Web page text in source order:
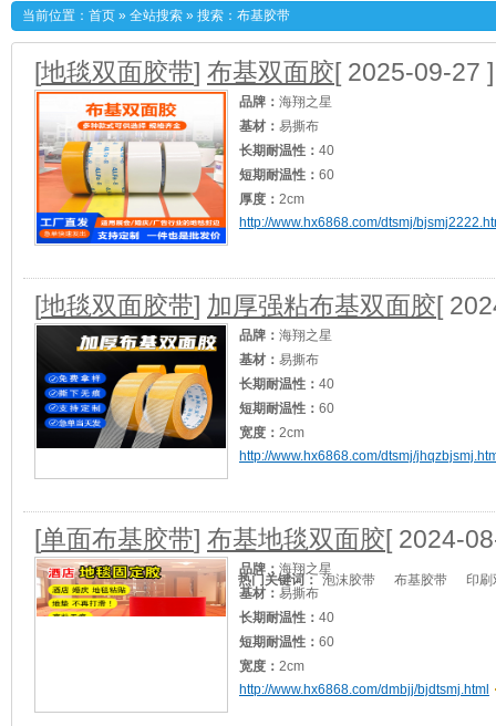
热门关键词： 泡沫胶带 布基胶带 印
当前位置： 首页 » 全站搜索 » 搜索：布基胶带
[地毯双面胶带] 布基双面胶[ 2025-09-27 ]
品牌： 海翔之星
基材： 易撕布
长期耐温性： 40
短期耐温性： 60
厚度： 2cm
颜色：乳白、黄色、透明
适用范围：重型包装/地毯封边[查看]
http://www.hx6868.com/dtsmj/
[地毯双面胶带] 加厚强粘布基双面胶[
品牌： 海翔之星
基材： 易撕布
长期耐温性： 40
短期耐温性： 60
宽度： 2cm
颜色：黄胶乳白透明
适用范围： 重型包装/ [查看]
http://www.hx6868.com/dtsmj/
[单面布基胶带] 布基地毯双面胶[ 2024-
品牌： 海翔之星
基材： 易撕布
长期耐温性： 40
短期耐温性： 60
宽度： 2cm
颜色：黄胶乳白透明
http://www.hx6868.com/dmbjj/bjdtsmj.html